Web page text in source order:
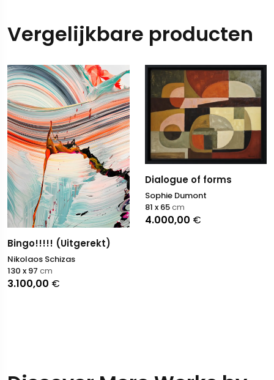
Vergelijkbare producten
Bingo!!!!! (Uitgerekt)
Nikolaos Schizas
3.100,00 €
130 x 97 cm
Dialogue of forms
Sophie Dumont
4.000,00 €
81 x 65cm